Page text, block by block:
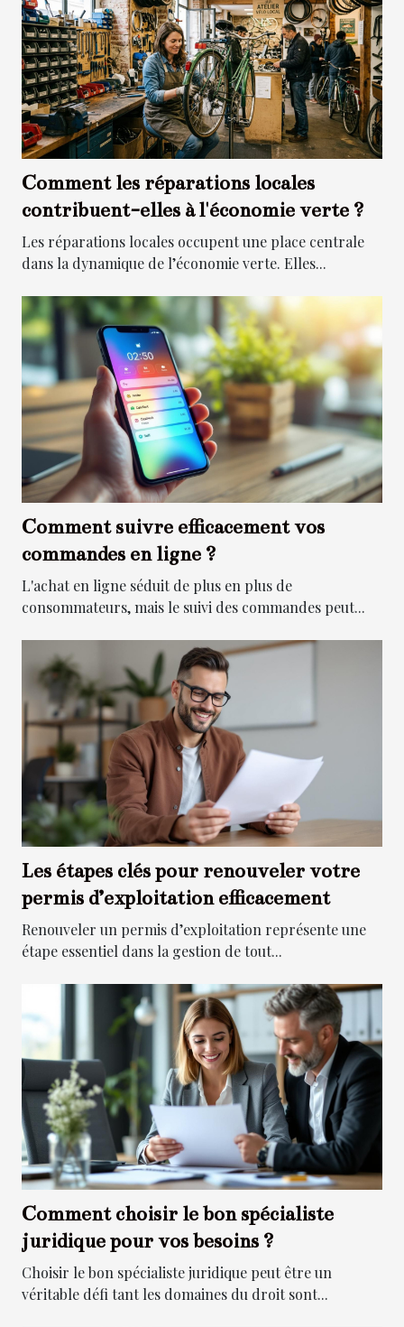
Comment les réparations locales
contribuent-elles à l'économie verte ?
Les réparations locales occupent une place centrale
dans la dynamique de l’économie verte. Elles...
Comment suivre efficacement vos
commandes en ligne ?
L'achat en ligne séduit de plus en plus de
consommateurs, mais le suivi des commandes peut...
Les étapes clés pour renouveler votre
permis d’exploitation efficacement
Renouveler un permis d’exploitation représente une
étape essentiel dans la gestion de tout...
Comment choisir le bon spécialiste
juridique pour vos besoins ?
Choisir le bon spécialiste juridique peut être un
véritable défi tant les domaines du droit sont...